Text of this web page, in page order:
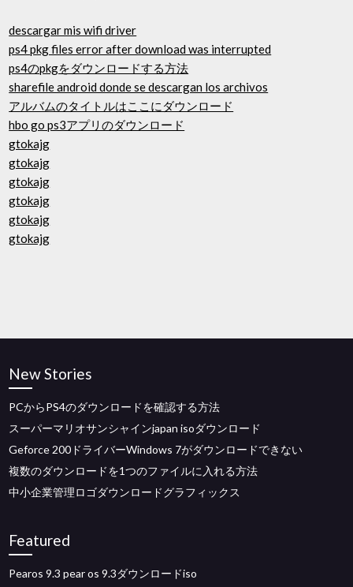
descargar mis wifi driver
ps4 pkg files error after download was interrupted
ps4のpkgをダウンロードする方法
sharefile android donde se descargan los archivos
アルバムのタイトルはここにダウンロード
hbo go ps3アプリのダウンロード
gtokajg
gtokajg
gtokajg
gtokajg
gtokajg
gtokajg
New Stories
PCからPS4のダウンロードを確認する方法
スーパーマリオサンシャインjapan isoダウンロード
Geforce 200ドライバーWindows 7がダウンロードできない
複数のダウンロードを1つのファイルに入れる方法
中小企業管理ロゴダウンロードグラフィックス
Featured
Pearos 9.3 pear os 9.3ダウンロードiso